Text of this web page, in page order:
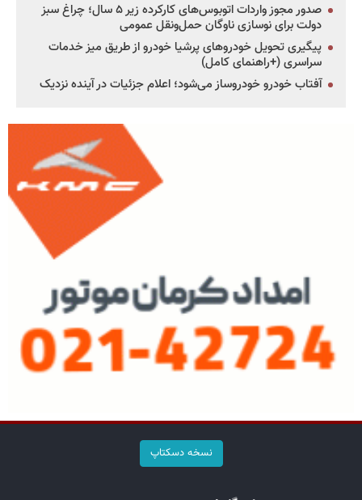
صدور مجوز واردات اتوبوس‌های کارکرده زیر ۵ سال؛ چراغ سبز
دولت برای نوسازی ناوگان حمل‌ونقل عمومی
پیگیری تحویل خودروهای پرشیا خودرو از طریق میز خدمات
سراسری (+راهنمای کامل)
آفتاب خودرو خودروساز می‌شود؛ اعلام جزئیات در آینده نزدیک
نسخه دسکتاپ